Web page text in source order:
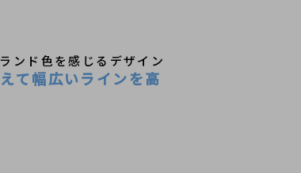
ンド色を感じるデザイン
て幅広いラインを高